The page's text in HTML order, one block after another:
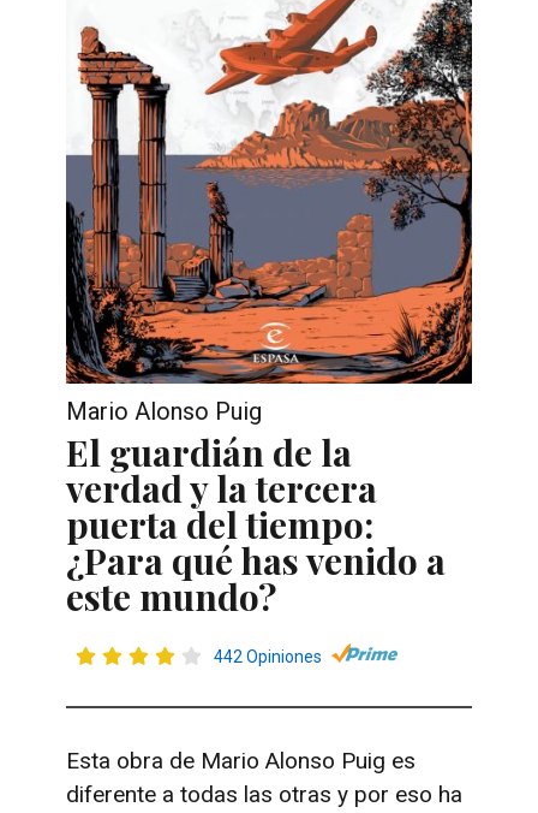
Mario Alonso Puig
El guardián de la
verdad y la tercera
puerta del tiempo:
¿Para qué has venido a
este mundo?
442 Opiniones
Esta obra de Mario Alonso Puig es
diferente a todas las otras y por eso ha